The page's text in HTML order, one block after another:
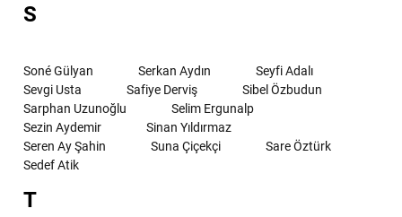
S
Soné Gülyan Serkan Aydın
Seyfi Adalı
Sevgi Usta
Safiye Derviş
Sibel Özbudun
Sarphan Uzunoğlu
Selim Ergunalp
Sezin Aydemir
Sinan Yıldırmaz
Seren Ay Şahin
Suna Çiçekçi
Sare Öztürk
Sedef Atik
T